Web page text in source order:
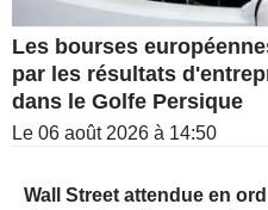
Les bourses
par les résultats
dans le Golfe Persique
Le 06 août 2026 à 14:50
Wall Street attendue en